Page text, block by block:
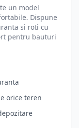
un model
Dispune
si roti cu
pentru bauturi
orice teren